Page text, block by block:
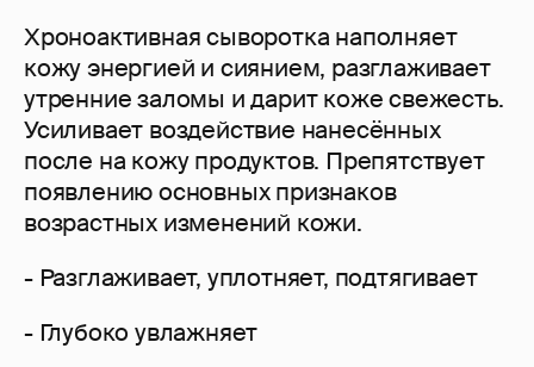
Хроноактивная сыворотка наполняет
кожу энергией и сиянием, разглаживает
утренние заломы и дарит коже свежесть.
Усиливает воздействие нанесённых
после на кожу продуктов. Препятствует
появлению основных признаков
возрастных изменений кожи.
- Разглаживает, уплотняет, подтягивает
- Глубоко увлажняет